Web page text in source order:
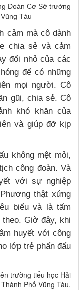
Đoàn Cơ Sở trường
Tàu
cảm mà cô dành
chia sẻ và cảm
đổi nhỏ của các
để có những
mọi người. Cô
gũi, chia sẻ. Cô
khó khăn của
và giúp đỡ kịp
không mệt mỏi,
công đoàn. Và
với sự nghiệp
thật xứng
biểu và là tấm
Giờ đây, khi
huyết với công
lớp trẻ phấn đấu
trường tiểu học Hải
Phố Vũng Tàu.